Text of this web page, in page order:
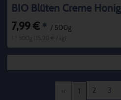
BIO Blüten Creme Honig
7,99 € * / 500g
1 2 3